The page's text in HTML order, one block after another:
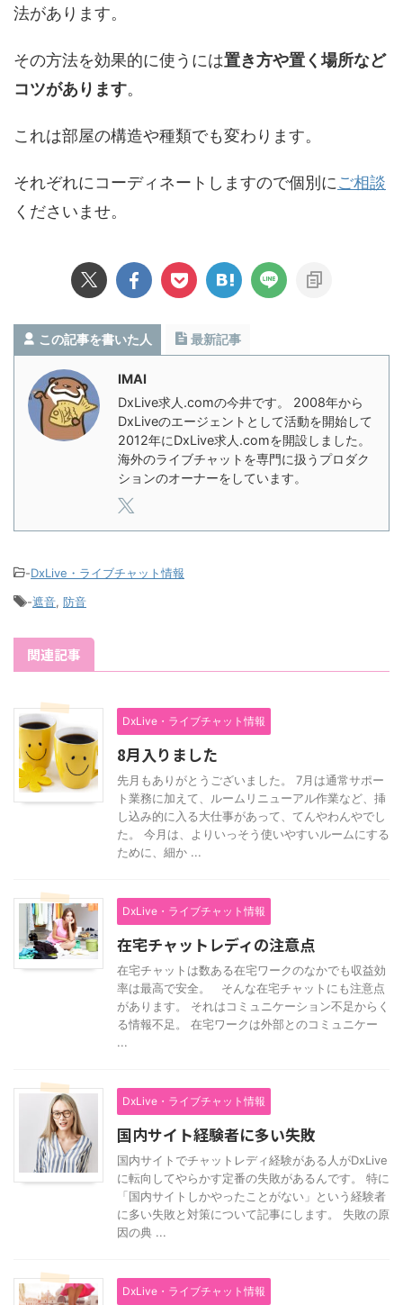
法があります。
その方法を効果的に使うには置き方や置く場所など
コツがあります。
これは部屋の構造や種類でも変わります。
それぞれにコーディネートしますので個別にご相談
くださいませ。
この記事を書いた人 最新記事
IMAI
DxLive求人.comの今井です。 2008年から
DxLiveのエージェントとして活動を開始して
2012年にDxLive求人.comを開設しました。
海外のライブチャットを専門に扱うプロダク
ションのオーナーをしています。
-DxLive・ライブチャット情報
-遮音, 防音
関連記事
DxLive・ライブチャット情報
8月入りました
先月もありがとうございました。 7月は通常サポー
ト業務に加えて、ルームリニューアル作業など、挿
し込み的に入る大仕事があって、てんやわんやでし
た。 今月は、よりいっそう使いやすいルームにする
ために、細か ...
DxLive・ライブチャット情報
在宅チャットレディの注意点
在宅チャットは数ある在宅ワークのなかでも収益効
率は最高で安全。 そんな在宅チャットにも注意点
があります。 それはコミュニケーション不足からく
る情報不足。 在宅ワークは外部とのコミュニケー
...
DxLive・ライブチャット情報
国内サイト経験者に多い失敗
国内サイトでチャットレディ経験がある人がDxLive
に転向してやらかす定番の失敗があるんです。 特に
「国内サイトしかやったことがない」という経験者
に多い失敗と対策について記事にします。 失敗の原
因の典 ...
DxLive・ライブチャット情報